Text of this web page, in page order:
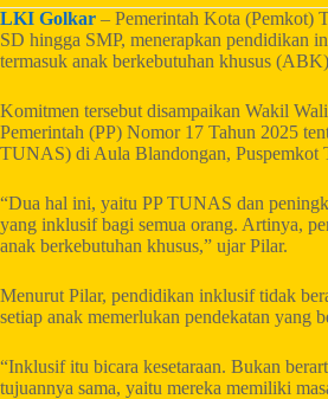
LKI Golkar – Pemerintah Kota (Pemkot)
SD hingga SMP, menerapkan pendidikan
termasuk anak berkebutuhan khusus
Komitmen tersebut disampaikan Wakil
Pemerintah (PP) Nomor 17 Tahun 2025
TUNAS) di Aula Blandongan, Puspemkot
“Dua hal ini, yaitu PP TUNAS dan
yang inklusif bagi semua orang. Artinya,
anak berkebutuhan khusus,” ujar Pilar.
Menurut Pilar, pendidikan inklusif tidak
setiap anak memerlukan pendekatan yang
“Inklusif itu bicara kesetaraan. Bukan
tujuannya sama, yaitu mereka memiliki